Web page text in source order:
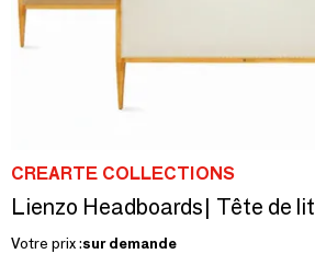
CREARTE COLLECTIONS
Lienzo Headboards| Tête de lit
Votre prix :sur demande